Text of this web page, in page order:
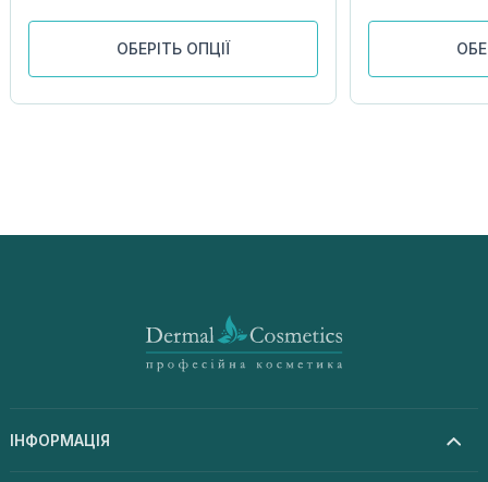
ОБЕРІТЬ ОПЦІЇ
ІНФОРМАЦІЯ